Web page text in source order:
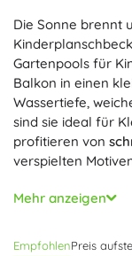
Die Sonne brennt
Gartenpools für
Balkon in einen
Wassertiefe,
sind sie ideal für
profitieren von
verspielten
Jedes
Vinyl (PVC ohne
schnelles Auf-
Mehr anzeigen
EmpfohlenPreis